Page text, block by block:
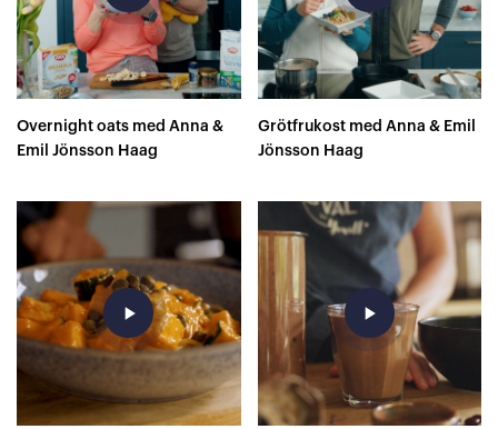
Overnight oats med Anna &
Emil Jönsson Haag
Grötfrukost med Anna & Emil
Jönsson Haag
play_arrow play_arrow